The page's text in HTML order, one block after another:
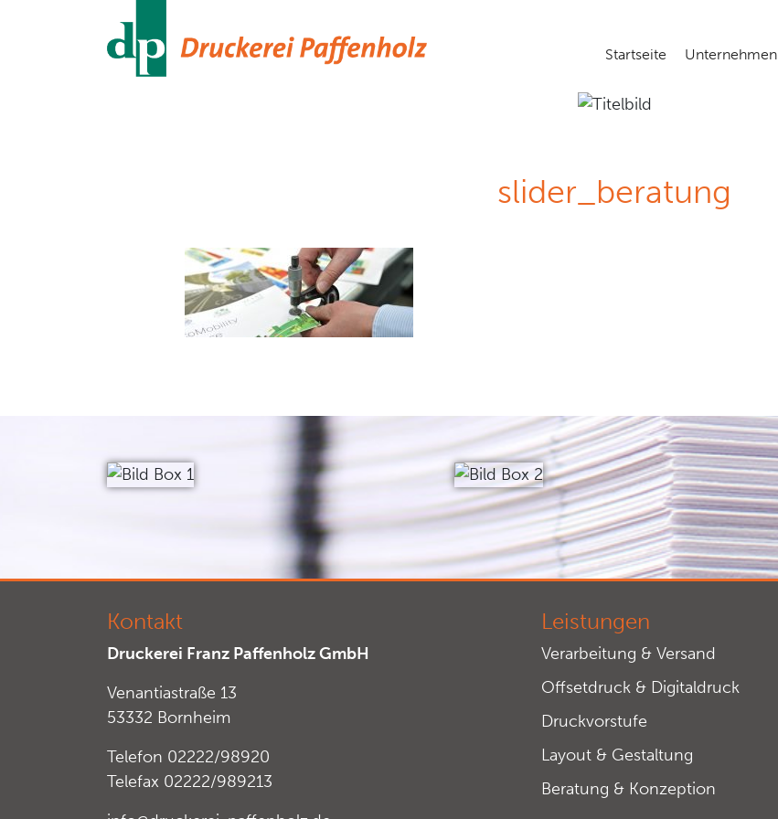
Startseite Unternehmen
slider_beratung
Kontakt
Druckerei Franz Paffenholz GmbH
Venantiastraße 13
53332 Bornheim
Telefon 02222/98920
Telefax 02222/989213
Leistungen
Verarbeitung & Versand
Offsetdruck & Digitaldruck
Druckvorstufe
Layout & Gestaltung
Beratung & Konzeption